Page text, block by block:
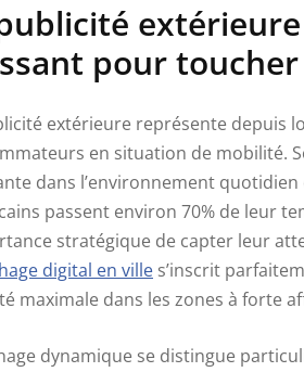
pour
extérieure représente depuis
en situation de mobilité.
dans l’environnement
passent environ 70% de leur
stratégique de capter leur
digital en ville s’inscrit
maximale dans les zones à forte
dynamique se distingue